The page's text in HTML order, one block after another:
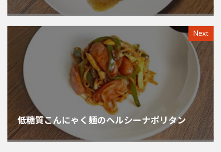
Next
低糖質こんにゃく麺のヘルシーナポリタン